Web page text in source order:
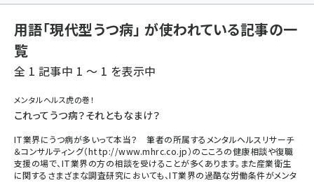
ツ
ai (2513)
iot女子会 (2299)
北海道をのんびり旅する晴山佳須夫のヒント集！ (2060)
drupal (1973)
genai (1501)
abc123 (1376)
用語「現代型うつ病」 が使われている記事の一
覧
全 1 記事中 1 ～ 1 を表示中
メンタルヘルス虎の巻！
これってうつ病？それともなまけ？
IT業界にうつ病が多いって本当？ 筆者の所属するメンタルヘルスリサーチ
＆コンサルティング（http://www.mhrc.co.jp）のこころの健康相談や復職
支援の場で、IT業界の方の相談を受けることが多くあります。また産業衛生
に関するさまざまな調査研究においても、IT業界の過酷な労働条件がメンタ